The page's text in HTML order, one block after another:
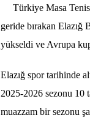
Türkiye Masa
geride bırakan
yükseldi ve Avrupa
Elazığ spor tarihinde
2025-2026 sezonu 10
muazzam bir sezonu